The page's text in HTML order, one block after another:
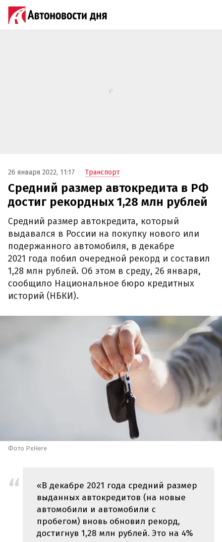
26 января 2022, 11:17 Транспорт
Средний размер автокредита в РФ
достиг рекордных 1,28 млн рублей
Средний размер автокредита, который
выдавался в России на покупку нового или
подержанного автомобиля, в декабре
2021 года побил очередной рекорд и составил
1,28 млн рублей. Об этом в среду, 26 января,
сообщило Национальное бюро кредитных
историй (НБКИ).
Фото PxHere
«В декабре 2021 года средний размер
выданных автокредитов (на новые
автомобили и автомобили с
пробегом) вновь обновил рекорд,
достигнув 1,28 млн рублей. Это на 4%